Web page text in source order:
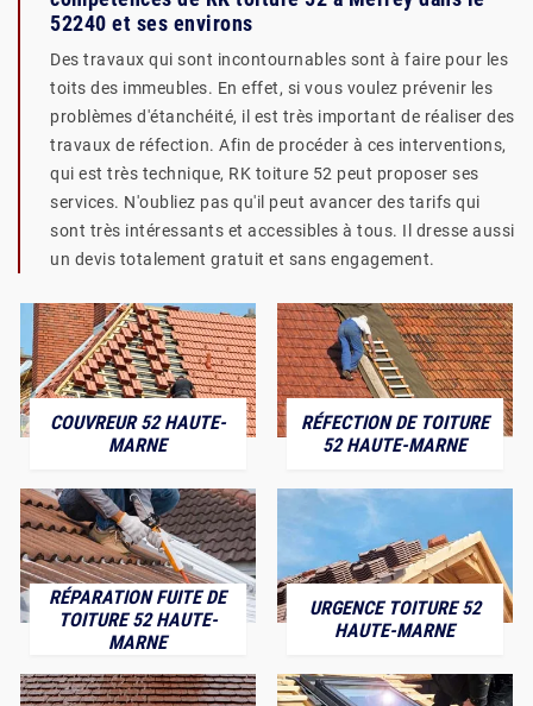
52240 et ses environs
Des travaux qui sont incontournables sont à faire pour les
toits des immeubles. En effet, si vous voulez prévenir les
problèmes d'étanchéité, il est très important de réaliser des
travaux de réfection. Afin de procéder à ces interventions,
qui est très technique, RK toiture 52 peut proposer ses
services. N'oubliez pas qu'il peut avancer des tarifs qui
sont très intéressants et accessibles à tous. Il dresse aussi
un devis totalement gratuit et sans engagement.
COUVREUR 52 HAUTE-
MARNE
RÉFECTION DE TOITURE
52 HAUTE-MARNE
RÉPARATION FUITE DE
TOITURE 52 HAUTE-
MARNE
URGENCE TOITURE 52
HAUTE-MARNE